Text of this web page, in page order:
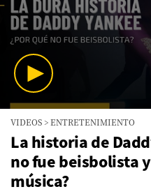
seconds
minutes,
13
seconds
VIDEOS >ENTRETENIMIENTO
La historia de
no fue beisbolista
música?